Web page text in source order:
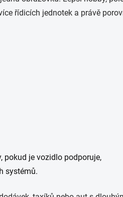
řídicích jednotek a právě
pokud je vozidlo podporuje,
systémů.